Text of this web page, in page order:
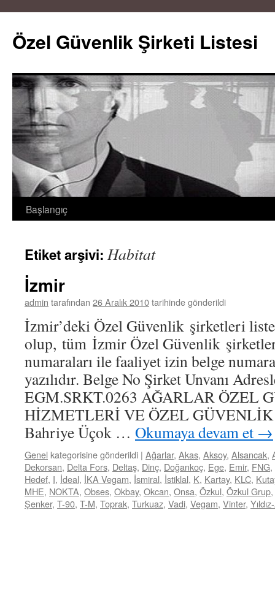
Özel Güvenlik Şirketi Listesi
İçeriğe
Başlangıç
Etiket arşivi: Habitat
İzmir
admin tarafından 26 Aralık 2010tarihinde gönderildi
İzmir’deki Özel Güvenlik şirketleri
olup, tüm İzmir Özel Güvenlik
numaraları ile faaliyet izin belge
yazılıdır. Belge No Şirket Unvanı
EGM.SRKT.0263 AĞARLAR ÖZEL
HİZMETLERİ VE ÖZEL
Bahriye Üçok … Okumaya devam et →
Genel kategorisine gönderildi | Ağarlar, Akas, Aksoy, Alsancak,
Dekorsan, Delta Fors, Deltaş, Dinç, Doğankoç, Ege, Emir, FNG,
Hedef, I, İdeal, İKA Vegam, İsmiral, İstiklal, K, Kartay, KLC,
MHE, NOKTA, Obses, Okbay, Okcan, Onsa, Özkul, Özkul Grup,
Şenker, T-90, T-M, Toprak, Turkuaz, Vadi, Vegam, Vinter,